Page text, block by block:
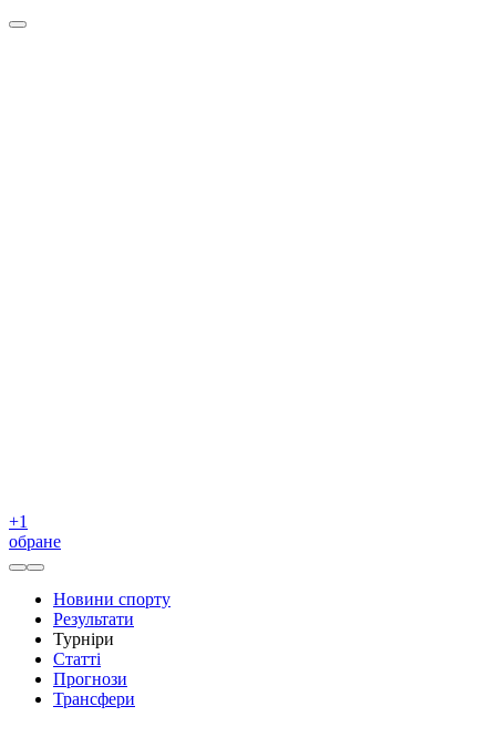
+1
обране
Новини спорту
Результати
Турніри
Статті
Прогнози
Трансфери